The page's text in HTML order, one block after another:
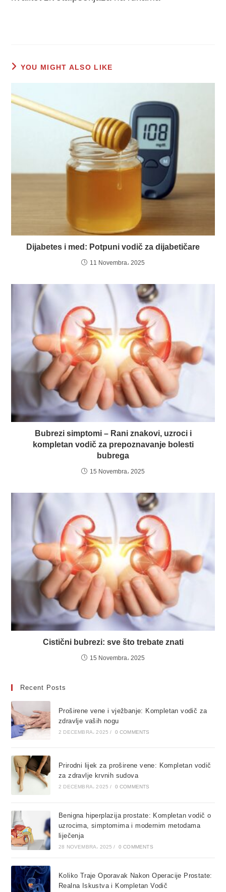
YOU MIGHT ALSO LIKE
Dijabetes i med: Potpuni vodič za dijabetičare
11 Novembra، 2025
Bubrezi simptomi – Rani znakovi, uzroci i
kompletan vodič za prepoznavanje bolesti
bubrega
15 Novembra، 2025
Cistični bubrezi: sve što trebate znati
15 Novembra، 2025
Recent Posts
Proširene vene i vježbanje: Kompletan vodič za
zdravlje vaših nogu
2 DECEMBRA، 2025 / 0 COMMENTS
Prirodni lijek za proširene vene: Kompletan vodič
za zdravlje krvnih sudova
2 DECEMBRA، 2025 / 0 COMMENTS
Benigna hiperplazija prostate: Kompletan vodič o
uzrocima, simptomima i modernim metodama
liječenja
28 NOVEMBRA، 2025 / 0 COMMENTS
Koliko Traje Oporavak Nakon Operacije Prostate:
Realna Iskustva i Kompletan Vodič